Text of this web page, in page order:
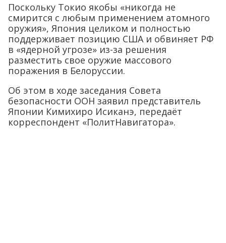
Поскольку Токио якобы «никогда не
смирится с любым применением атомного
оружия», Япония целиком и полностью
поддерживает позицию США и обвиняет РФ
в «ядерной угрозе» из-за решения
разместить свое оружие массового
поражения в Белоруссии.
Об этом в ходе заседания Совета
безопасности ООН заявил представитель
Японии Кимихиро Исиканэ, передаёт
корреспондент «ПолитНавигатора».